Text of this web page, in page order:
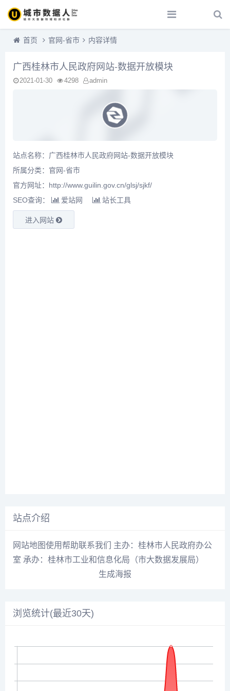
首页 官网-省市 内容详情
广西桂林市人民政府网站-数据开放模块
2021-01-30 4298 admin
站点名称：广西桂林市人民政府网站-数据开放模块
所属分类： 官网-省市
官方网址：http://www.guilin.gov.cn/glsj/sjkf/
SEO查询：
爱站网 站长工具
进入网站
站点介绍
网站地图使用帮助联系我们 主办：桂林市人民政府办公
室 承办：桂林市工业和信息化局（市大数据发展局）
生成海报
浏览统计(最近30天)